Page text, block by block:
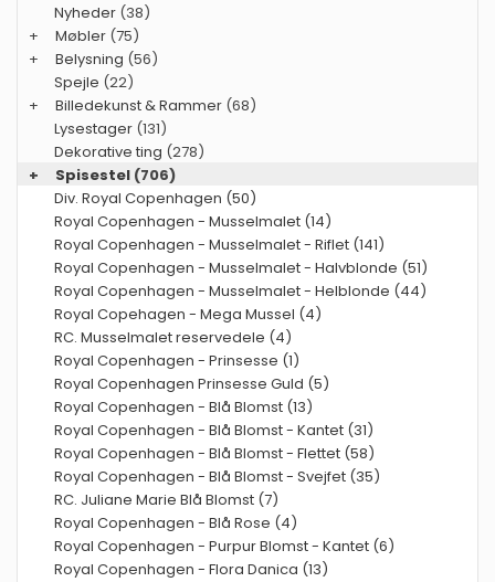
Nyheder (38)
+
Møbler (75)
+
Belysning (56)
Spejle (22)
+
Billedekunst & Rammer (68)
Lysestager (131)
Dekorative ting (278)
+
Spisestel (706)
Div. Royal Copenhagen (50)
Royal Copenhagen - Musselmalet (14)
Royal Copenhagen - Musselmalet - Riflet (141)
Royal Copenhagen - Musselmalet - Halvblonde (51)
Royal Copenhagen - Musselmalet - Helblonde (44)
Royal Copehagen - Mega Mussel (4)
RC. Musselmalet reservedele (4)
Royal Copenhagen - Prinsesse (1)
Royal Copenhagen Prinsesse Guld (5)
Royal Copenhagen - Blå Blomst (13)
Royal Copenhagen - Blå Blomst - Kantet (31)
Royal Copenhagen - Blå Blomst - Flettet (58)
Royal Copenhagen - Blå Blomst - Svejfet (35)
RC. Juliane Marie Blå Blomst (7)
Royal Copenhagen - Blå Rose (4)
Royal Copenhagen - Purpur Blomst - Kantet (6)
Royal Copenhagen - Flora Danica (13)